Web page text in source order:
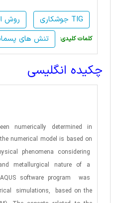
: روش
جوشکاری TIG
تنش های :کلمات کلیدی
چکیده انگلیسی
numerically determined in
numerical model is based on
phenomena considering
metallurgical nature of
a
software program
was
simulations,
based on the